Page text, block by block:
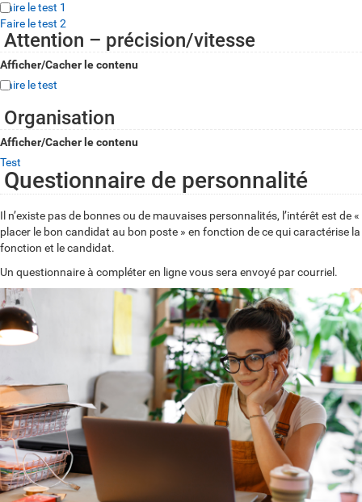
Faire le test 1
Faire le test 2
Attention – précision/vitesse
Afficher/Cacher le contenu
Faire le test
Organisation
Afficher/Cacher le contenu
Test
Questionnaire de personnalité
Il n’existe pas de bonnes ou de mauvaises personnalités, l’intérêt est de «
placer le bon candidat au bon poste » en fonction de ce qui caractérise la
fonction et le candidat.
Un questionnaire à compléter en ligne vous sera envoyé par courriel.